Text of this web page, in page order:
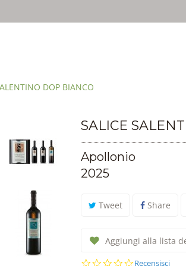
DOP BIANCO
SALICE
Apollonio
2025
Tweet Share
Aggiungi alla lista
0.0
Recensisci
un'esperienza migliore. Se usi